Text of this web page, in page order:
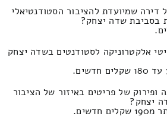
שמיועדת להציבור הסטודנטיאלי
בסביבת שדה יצחק?
אלקטרוניקה לסטודנטים בשדה יצחק
ופירוק של פריטים באיזור של הציבור
יצחק?